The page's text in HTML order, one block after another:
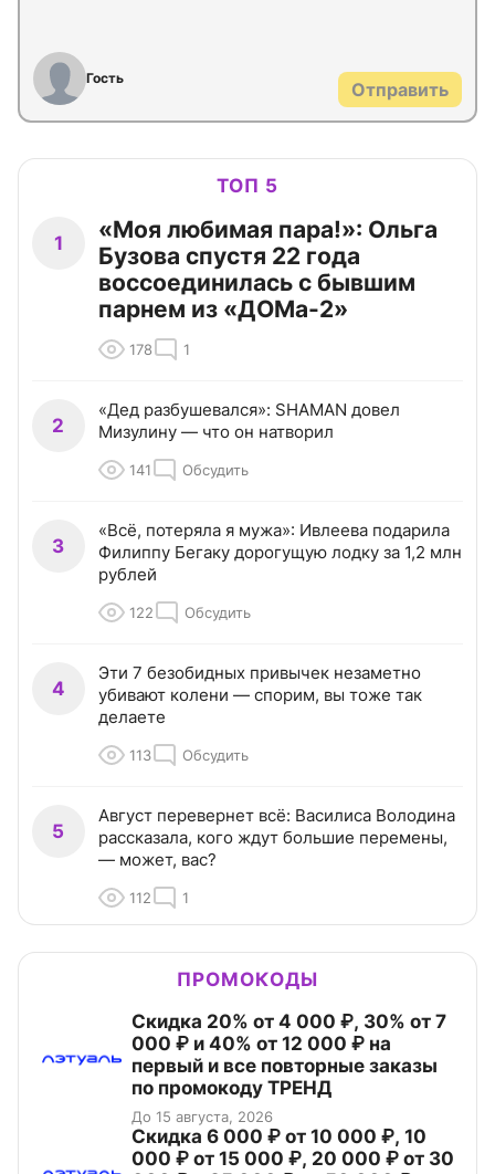
Гость
Отправить
ТОП 5
1
«Моя любимая пара!»: Ольга
Бузова спустя 22 года
воссоединилась с бывшим
парнем из «ДОМа-2»
178 1
2
«Дед разбушевался»: SHAMAN довел
Мизулину — что он натворил
141 Обсудить
3
«Всё, потеряла я мужа»: Ивлеева подарила
Филиппу Бегаку дорогущую лодку за 1,2 млн
рублей
122 Обсудить
4
Эти 7 безобидных привычек незаметно
убивают колени — спорим, вы тоже так
делаете
113 Обсудить
5
Август перевернет всё: Василиса Володина
рассказала, кого ждут большие перемены,
— может, вас?
112 1
ПРОМОКОДЫ
Скидка 20% от 4 000 ₽, 30% от 7
000 ₽ и 40% от 12 000 ₽ на
первый и все повторные заказы
по промокоду ТРЕНД
До 15 августа, 2026
Скидка 6 000 ₽ от 10 000 ₽, 10
000 ₽ от 15 000 ₽, 20 000 ₽ от 30